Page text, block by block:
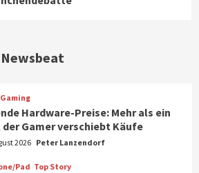
baut Vertriebsteam in
Top Story
setzen immer mehr auf
Newsbeat
Gaming
Hardware-Preise: Mehr als ein
Gamer verschiebt Käufe
2026 Peter Lanzendorf
Pad Top Story